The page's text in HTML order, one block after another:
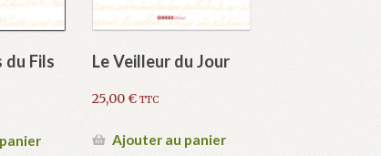
du Fils Le Veilleur du Jour
25,00€ TTC
Ajouter au panier